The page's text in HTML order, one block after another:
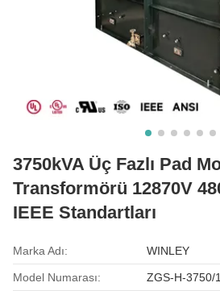
3750kVA Üç Fazlı Pad
Transformörü 12870V
IEEE Standartları
Marka Adı: WINLEY
Model Numarası: ZGS-H-3750/